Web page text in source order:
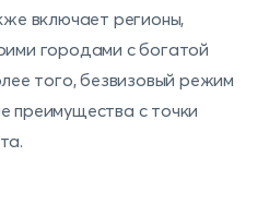
включает регионы,
городами с богатой
того, безвизовый режим
преимущества с точки